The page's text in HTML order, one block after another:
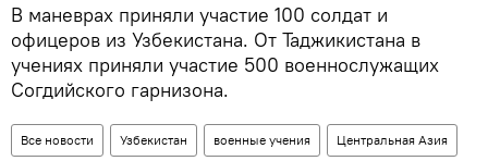
В маневрах приняли участие 100 солдат и
офицеров из Узбекистана. От Таджикистана в
учениях приняли участие 500 военнослужащих
Согдийского гарнизона.
Все новости Узбекистан военные учения Центральная Азия